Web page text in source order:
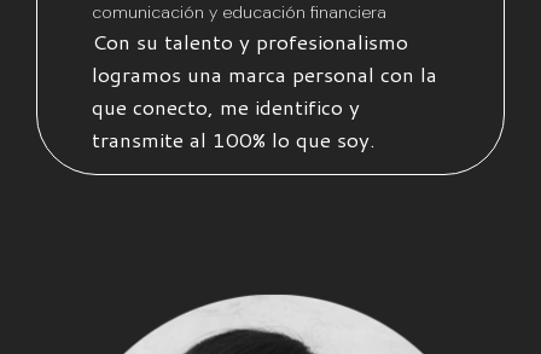
comunicación y educación financiera
Con su talento y profesionalismo
logramos una marca personal con la
que conecto, me identifico y
transmite al 100% lo que soy.